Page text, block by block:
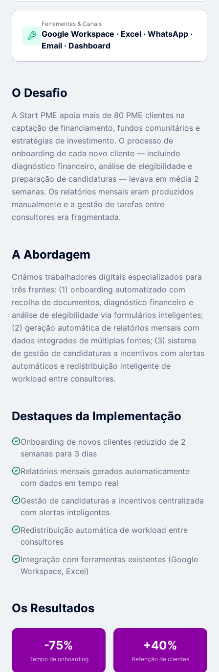
Ferramentas & Canais
Google Workspace · Excel · WhatsApp ·
Email · Dashboard
O Desafio
A Start PME apoia mais de 80 PME clientes na
captação de financiamento, fundos comunitários e
estratégias de investimento. O processo de
onboarding de cada novo cliente — incluindo
diagnóstico financeiro, análise de elegibilidade e
preparação de candidaturas — levava em média 2
semanas. Os relatórios mensais eram produzidos
manualmente e a gestão de tarefas entre
consultores era fragmentada.
A Abordagem
Criámos trabalhadores digitais especializados para
três frentes: (1) onboarding automatizado com
recolha de documentos, diagnóstico financeiro e
análise de elegibilidade via formulários inteligentes;
(2) geração automática de relatórios mensais com
dados integrados de múltiplas fontes; (3) sistema
de gestão de candidaturas a incentivos com alertas
automáticos e redistribuição inteligente de
workload entre consultores.
Destaques da Implementação
Onboarding de novos clientes reduzido de 2
semanas para 3 dias
Relatórios mensais gerados automaticamente
com dados em tempo real
Gestão de candidaturas a incentivos centralizada
com alertas inteligentes
Redistribuição automática de workload entre
consultores
Integração com ferramentas existentes (Google
Workspace, Excel)
Os Resultados
-75%
Tempo de onboarding
+40%
Retenção de clientes